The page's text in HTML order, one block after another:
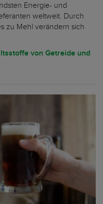
Energie- und
weltweit. Durch
zu Mehl verändern sich
von Getreide und